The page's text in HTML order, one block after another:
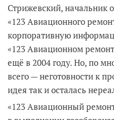
Стрижевский, начальник
«123 Авиационного
корпоративную
«123 Авиационном
ещё в 2004 году. Но, по
всего — неготовности к
идея так и осталась
«123 Авиационный